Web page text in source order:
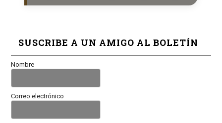
SUSCRIBE A UN AMIGO AL BOLETÍN
Nombre
Correo electrónico